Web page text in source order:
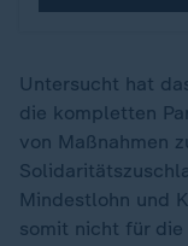
Untersucht hat
die kompletten
von Maßnahmen
Mindestlohn und
somit nicht für die